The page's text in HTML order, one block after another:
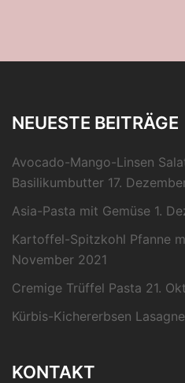
NEUESTE BEITRÄGE
Avocado-Mango-Linsen
Basilikumbutter 17.
Asia-Pasta mit Gemüse 1.
Kartoffel-Spitzkohl Pfanne
November 2021
Cremige Trüffel Pasta 21.
Kürbis-Kichererbsen Lasagne
KONTAKT